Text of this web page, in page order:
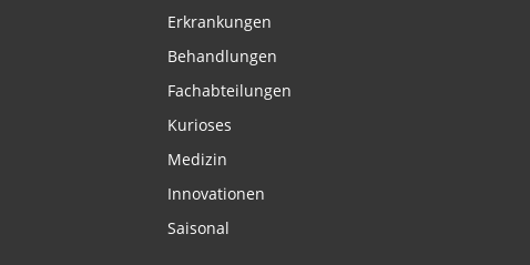
Erkrankungen
Behandlungen
Fachabteilungen
Kurioses
Medizin
Innovationen
Saisonal